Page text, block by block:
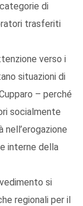
di
trasferiti
verso i
situazioni di
– perché
socialmente
interne della
si
regionali per il